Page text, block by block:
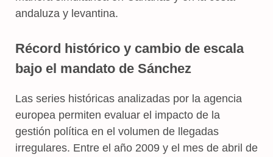
andaluza y levantina.
Récord histórico y cambio de escala
bajo el mandato de Sánchez
Las series históricas analizadas por la agencia
europea permiten evaluar el impacto de la
gestión política en el volumen de llegadas
irregulares. Entre el año 2009 y el mes de abril de